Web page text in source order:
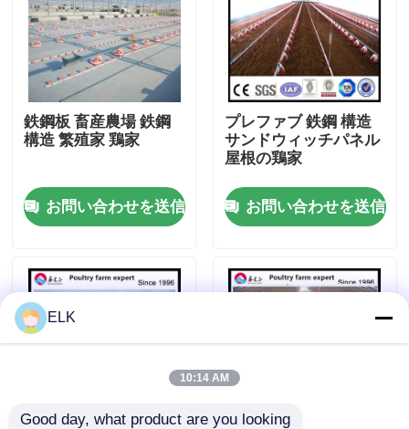
わたしたち に つい て
工場 ツアー
品質管理
連絡 ください
事件
鋼鉄構造物 倉庫
鉄鋼板 畜産農場 鉄鋼
構造 繁殖家 鶏家
お問い合わせを送信
プレファブ 鉄鋼 構造
サンドウィッチパネル
屋根の鶏家
お問い合わせを送信
ELK
10:14 AM
Good day, what product are you looking